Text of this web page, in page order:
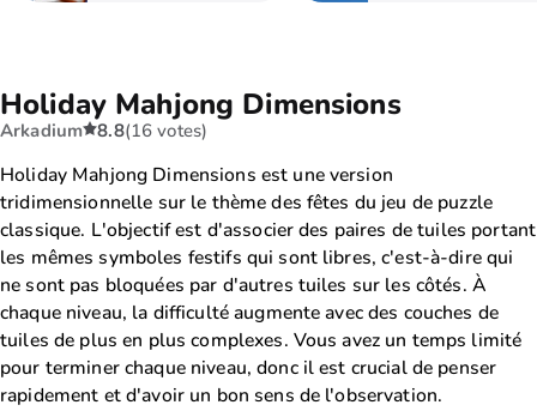
Holiday Mahjong Dimensions
Arkadium 8.8(16 votes)
Holiday Mahjong Dimensions est une version
tridimensionnelle sur le thème des fêtes du jeu de puzzle
classique. L'objectif est d'associer des paires de tuiles portant
les mêmes symboles festifs qui sont libres, c'est-à-dire qui
ne sont pas bloquées par d'autres tuiles sur les côtés. À
chaque niveau, la difficulté augmente avec des couches de
tuiles de plus en plus complexes. Vous avez un temps limité
pour terminer chaque niveau, donc il est crucial de penser
rapidement et d'avoir un bon sens de l'observation.